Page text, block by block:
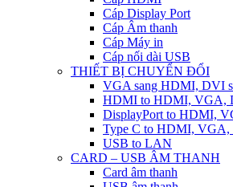
Cáp Display Port
Cáp Âm thanh
Cáp Máy in
Cáp nối dài USB
THIẾT BỊ CHUYỂN ĐỔI
VGA sang HDMI, DVI
HDMI to HDMI, VGA,
DisplayPort to HDMI,
Type C to HDMI, VGA,
USB to LAN
CARD – USB ÂM THANH
Card âm thanh